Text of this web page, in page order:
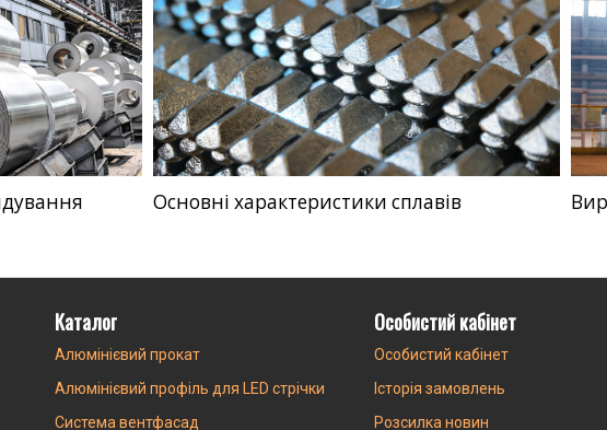
Основні характеристики сплавів
Каталог
Алюмінієвий прокат
Алюмінієвий профіль для LED стрічки
Система вентфасад
Особистий кабінет
Особистий кабінет
Історія замовлень
Розсилка новин